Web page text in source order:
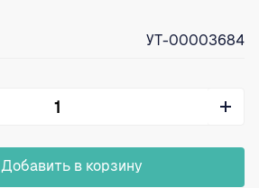
УТ-00003684
Добавить в корзину